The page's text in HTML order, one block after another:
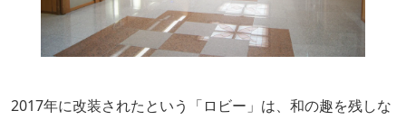
2017年に改装されたという「ロビー」は、和の趣を残しな